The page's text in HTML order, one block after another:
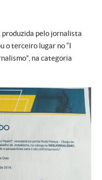
produzida pelo jornalista
o terceiro lugar no “I
na categoria